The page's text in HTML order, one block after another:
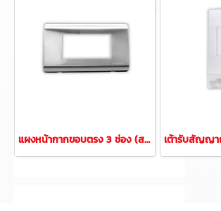
แผงหน้ากากขอบตรง 3 ช่อง (สแตนเลส)